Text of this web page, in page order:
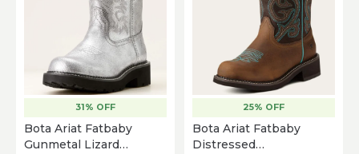
36 36.5
39
31% OFF
Bota Ariat Fatbaby
Gunmetal Lizard
35.5 36
37
38 39
25% OFF
Bota Ariat Fatbaby
Distressed